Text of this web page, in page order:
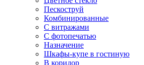
Пескоструй
Комбинированные
С витражами
С фотопечатью
Назначение
Шкафы-купе в гостиную
В коридор